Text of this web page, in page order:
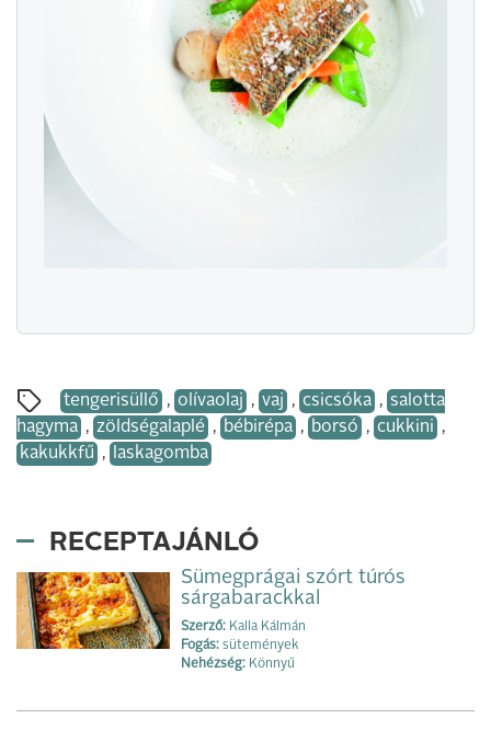
tengerisüllő , olívaolaj , vaj , csicsóka , salotta
hagyma , zöldségalaplé , bébirépa , borsó , cukkini ,
kakukkfű , laskagomba
RECEPTAJÁNLÓ
Sümegprágai szórt túrós
sárgabarackkal
Szerző: Kalla Kálmán
Fogás: sütemények
Nehézség: Könnyű